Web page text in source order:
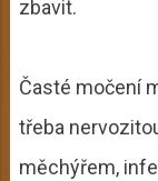
zbavit.
Časté močení
třeba
měchýřem,